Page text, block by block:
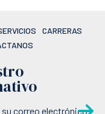
CARRERAS